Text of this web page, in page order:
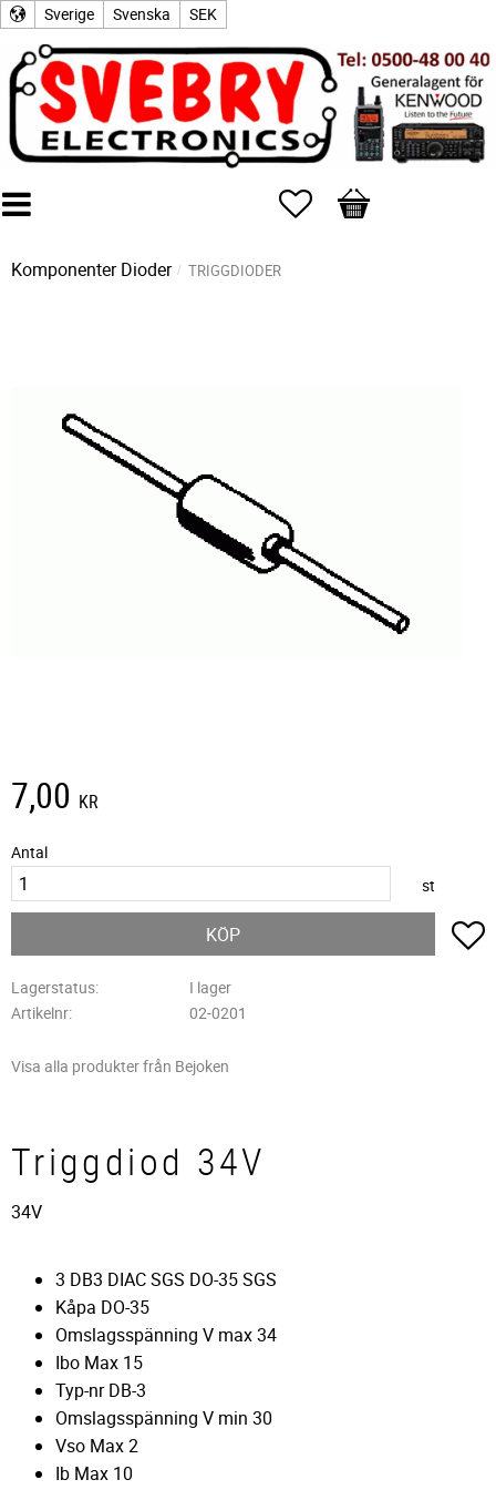
Sverige Svenska SEK
Favoriter
Kundvagn
Komponenter Dioder TRIGGDIODER
7,00 KR
Antal
st
KÖP
Lagerstatus
I lager
Artikelnr
02-0201
Visa alla produkter från Bejoken
Triggdiod 34V
34V
3 DB3 DIAC SGS DO-35 SGS
Kåpa DO-35
Omslagsspänning V max 34
Ibo Max 15
Typ-nr DB-3
Omslagsspänning V min 30
Vso Max 2
Ib Max 10